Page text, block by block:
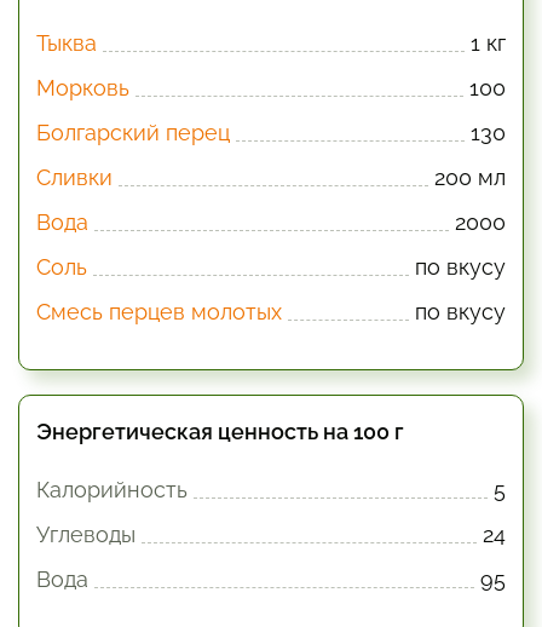
Тыква
1 кг
Морковь
100
Болгарский перец
130
Сливки
200 мл
Вода
2000
Соль
по вкусу
Смесь перцев молотых
по вкусу
Энергетическая ценность на 100 г
Калорийность
5
Углеводы
24
Вода
95